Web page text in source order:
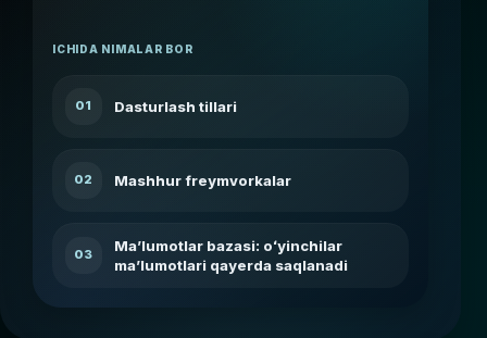
ICHIDA NIMALAR BOR
01 Dasturlash tillari
02 Mashhur freymvorkalar
03
Maʼlumotlar bazasi: oʻyinchilar
maʼlumotlari qayerda saqlanadi